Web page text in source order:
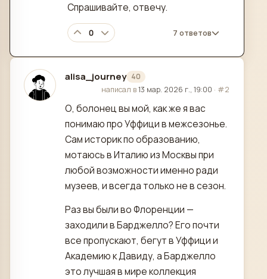
Спрашивайте, отвечу.
0 7 ответов
alisa_journey 40
отредактировано
написал в13 мар. 2026 г., 19:00 · #2
О, болонец вы мой, как же я вас
понимаю про Уффици в межсезонье.
Сам историк по образованию,
мотаюсь в Италию из Москвы при
любой возможности именно ради
музеев, и всегда только не в сезон.
Раз вы были во Флоренции —
заходили в Барджелло? Его почти
все пропускают, бегут в Уффици и
Академию к Давиду, а Барджелло
это лучшая в мире коллекция